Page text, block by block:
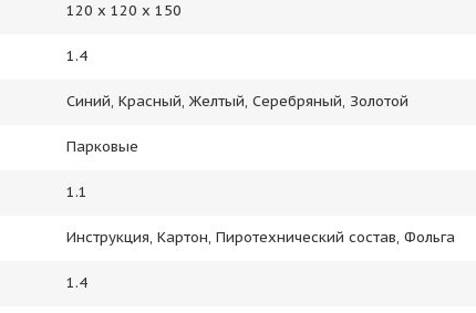
120 х 120 х 150
1.4
Синий, Красный, Желтый, Серебряный, Золотой
Парковые
1.1
Инструкция, Картон, Пиротехнический состав, Фольга
1.4